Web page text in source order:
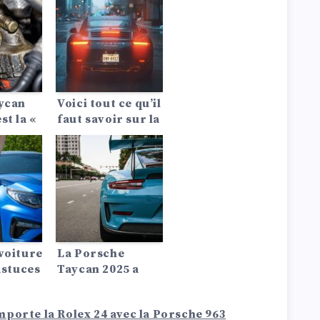
X.
la
entre le Porsche
Cayenne 2024 et
le Porsche
Macan.
la «
série
tous
–
ses
Voici tout ce qu’il
faut savoir sur la
Porsche 911
Turbo S 2024 :
performances,
spécifications,
intérieur et
changements.
La Porsche
Taycan 2025 a
d’autonomie et
la Rolex 24 avec la Porsche 963